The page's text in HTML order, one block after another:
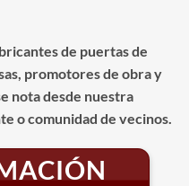
de puertas de
promotores de obra y
nota desde nuestra
o comunidad de vecinos.